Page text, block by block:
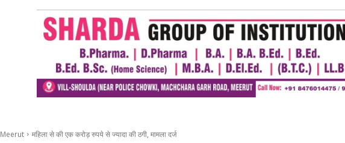
Meerut महिला से की एक करोड़ रुपये से ज्यादा की ठगी, मामला दर्ज